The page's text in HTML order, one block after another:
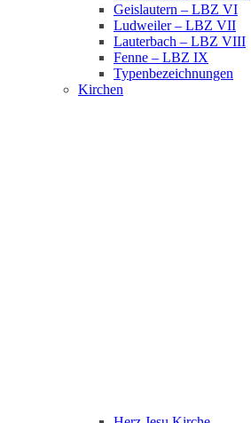
Geislautern – LBZ VI
Ludweiler – LBZ VII
Lauterbach – LBZ VIII
Fenne – LBZ IX
Typenbezeichnungen
Kirchen